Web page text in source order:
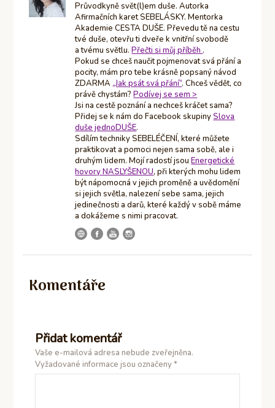
Průvodkyně svět(l)em duše. Autorka
Afirmačních karet SEBELÁSKY. Mentorka
Akademie CESTA DUŠE. Převedu tě na cestu
tvé duše, otevřu ti dveře k vnitřní svobodě
a tvému světlu.Přečti si můj příběh .
Pokud se chceš naučit pojmenovat svá přání a
pocity, mám pro tebe krásně popsaný návod
ZDARMA „Jak psát svá přání“. Chceš vědět, co
právě chystám?Podívej se sem >
Jsi na cestě poznání a nechceš kráčet sama?
Přidej se k nám do Facebook skupiny Slova
duše jednoDUŠE.
Sdílím techniky SEBELÉČENÍ, které můžete
praktikovat a pomoci nejen sama sobě, ale i
druhým lidem. Mojí radostí jsouEnergetické
hovory NASLYŠENOU, při kterých mohu lidem
být nápomocná v jejich proměně a uvědomění
si jejich světla, nalezení sebe sama, jejich
jedinečnosti a darů, které každý v sobě máme
a dokážeme s nimi pracovat.
Komentáře
Přidat komentář
Vaše e-mailová adresa nebude zveřejněna.
Vyžadované informace jsou označeny*